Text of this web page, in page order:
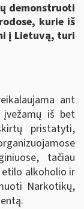
demonstruoti
kurie iš
į Lietuvą, turi
ant
iš bet
pristatyti,
tačiau
alkoholio ir
Narkotikų,